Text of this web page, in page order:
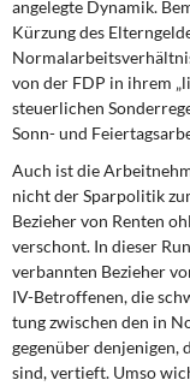
Öffentliche
Eurokrise und
DIE LINKE
Weitere Themen
Memo-Gruppe
Institut
Rosa-
angelegte Dynamik.
Kürzung des
von der FDP in ihrem
steuerlichen
Sonn- und
Auch ist die
nicht der Sparpolitik
Bezieher von Renten
verschont. In dieser
verbannten Bezieher
IV-Betroffenen, die
tung zwischen den in
gegenüber denjenigen,
sind, vertieft. Umso